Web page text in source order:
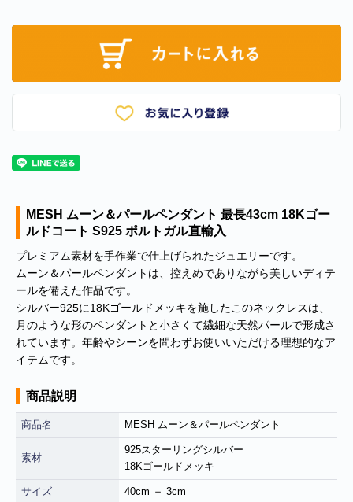
MESH ムーン＆パールペンダント 最長43cm 18Kゴー
ルドコート S925 ポルトガル直輸入
プレミアム素材を手作業で仕上げられたジュエリーです。
ムーン＆パールペンダントは、控えめでありながら美しいディテ
ールを備えた作品です。
シルバー925に18Kゴールドメッキを施したこのネックレスは、
月のような形のペンダントと小さくて繊細な天然パールで形成さ
れています。年齢やシーンを問わずお使いいただける理想的なア
イテムです。
商品説明
商品名 MESH ムーン＆パールペンダント
素材
925スターリングシルバー
18Kゴールドメッキ
サイズ 40cm ＋ 3cm